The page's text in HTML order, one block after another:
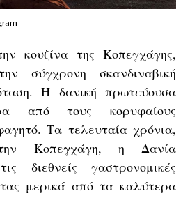
κουζίνα της Κοπεγχάγης,
σύγχρονη σκανδιναβική
Η δανική πρωτεύουσα
από τους κορυφαίους
Τα τελευταία χρόνια,
Κοπεγχάγη, η Δανία
διεθνείς γαστρονομικές
μερικά από τα καλύτερα